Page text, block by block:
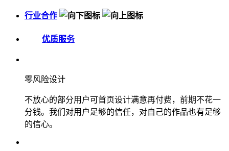
行业合作
优质服务
零风险设计
不放心的部分用户可首页设计满意再付费，前期不花一
分钱。我们对用户足够的信任，对自己的作品也有足够
的信心。